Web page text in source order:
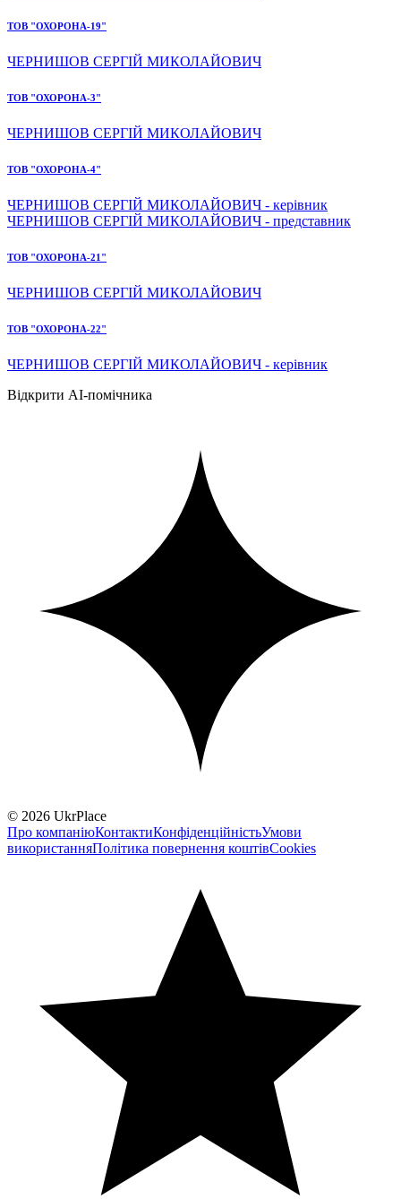
ТОВ "ОХОРОНА-19"
ЧЕРНИШОВ СЕРГІЙ МИКОЛАЙОВИЧ
ТОВ "ОХОРОНА-3"
ЧЕРНИШОВ СЕРГІЙ МИКОЛАЙОВИЧ
ТОВ "ОХОРОНА-4"
ЧЕРНИШОВ СЕРГІЙ МИКОЛАЙОВИЧ - керівник
ЧЕРНИШОВ СЕРГІЙ МИКОЛАЙОВИЧ - представник
ТОВ "ОХОРОНА-21"
ЧЕРНИШОВ СЕРГІЙ МИКОЛАЙОВИЧ
ТОВ "ОХОРОНА-22"
ЧЕРНИШОВ СЕРГІЙ МИКОЛАЙОВИЧ - керівник
Відкрити AI-помічника
© 2026 UkrPlace
Про компаніюКонтактиКонфіденційністьУмови
використанняПолітика повернення коштівCookies